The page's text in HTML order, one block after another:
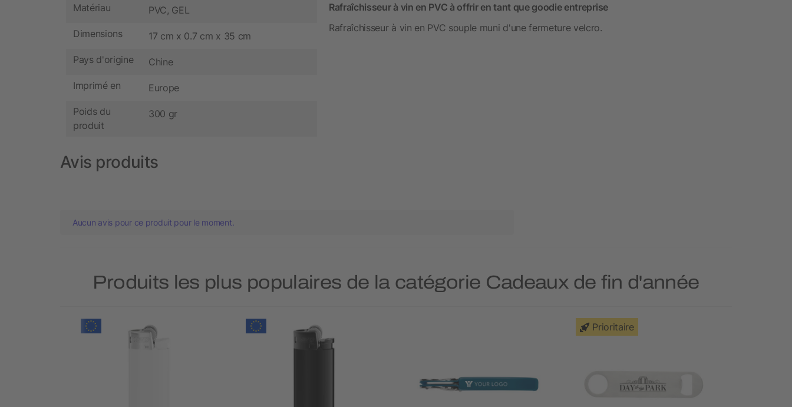
Matériau PVC, GEL
Dimensions 17 cm x 0.7 cm x 35 cm
Pays d'origine Chine
Imprimé en Europe
Poids du
produit
300 gr
Rafraîchisseur à vin en PVC à offrir en tant que goodie entreprise
Rafraîchisseur à vin en PVC souple muni d'une fermeture velcro.
Avis produits
Aucun avis pour ce produit pour le moment.
Produits les plus populaires de la catégorie Cadeaux de fin d'année
Prioritaire